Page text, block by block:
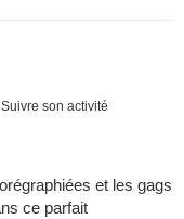
Suivre son activité
et les gags
ce parfait